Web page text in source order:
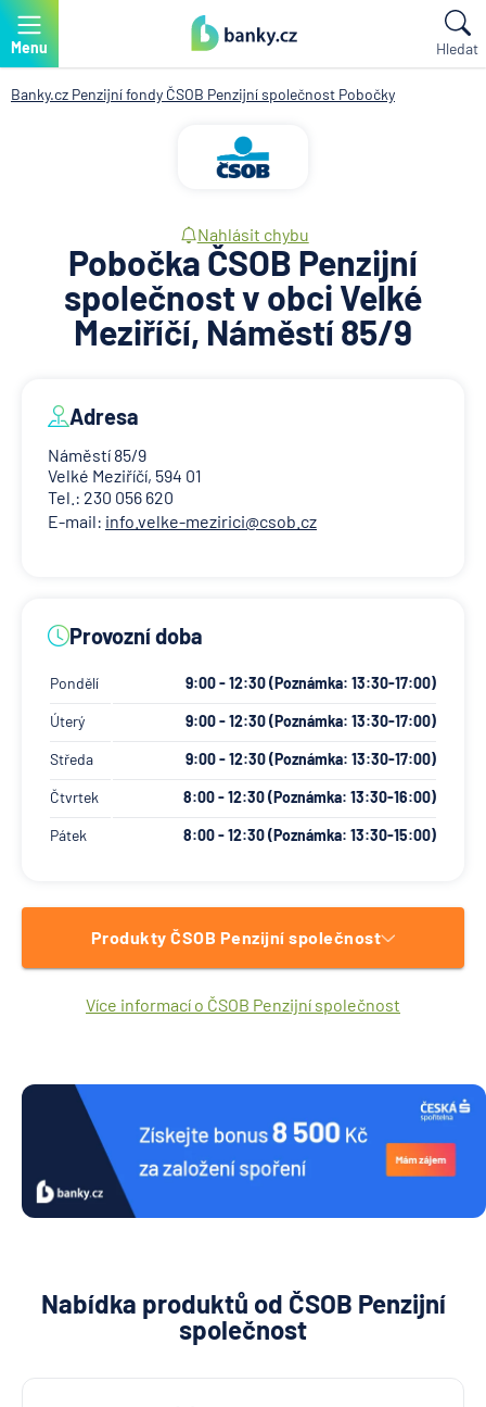
Menu Hledat
Banky.cz Penzijní fondy ČSOB Penzijní společnost Pobočky
Nahlásit chybu
Pobočka ČSOB Penzijní
společnost v obci Velké
Meziříčí, Náměstí 85/9
Adresa
Náměstí 85/9
Velké Meziříčí, 594 01
Tel.: 230 056 620
E-mail: info.velke-mezirici@csob.cz
Provozní doba
Pondělí 9:00 - 12:30 (Poznámka: 13:30-17:00)
Úterý 9:00 - 12:30 (Poznámka: 13:30-17:00)
Středa 9:00 - 12:30 (Poznámka: 13:30-17:00)
Čtvrtek 8:00 - 12:30 (Poznámka: 13:30-16:00)
Pátek 8:00 - 12:30 (Poznámka: 13:30-15:00)
Produkty ČSOB Penzijní společnost
Více informací o ČSOB Penzijní společnost
Nabídka produktů od ČSOB Penzijní
společnost